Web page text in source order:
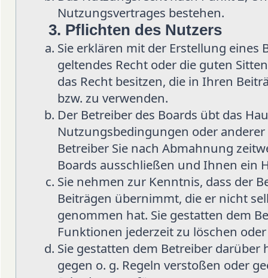
Nutzungsvertrages bestehen.
3. Pflichten des Nutzers
Sie erklären mit der Erstellung eines
geltendes Recht oder die guten
das Recht besitzen, die in Ihren
bzw. zu verwenden.
Der Betreiber des Boards übt das
Nutzungsbedingungen oder
Betreiber Sie nach Abmahnung
Boards ausschließen und Ihnen ein
Sie nehmen zur Kenntnis, dass der
Beiträgen übernimmt, die er nicht
genommen hat. Sie gestatten dem
Funktionen jederzeit zu löschen
Sie gestatten dem Betreiber
gegen o. g. Regeln verstoßen oder